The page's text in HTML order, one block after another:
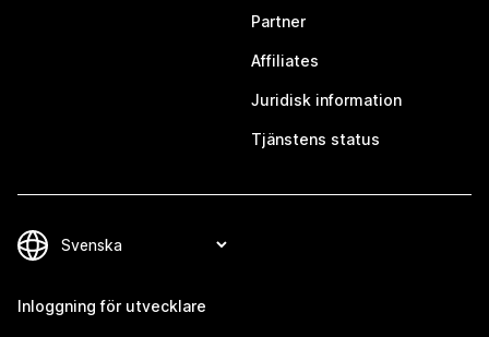
Partner
Affiliates
Juridisk information
Tjänstens status
Inloggning för utvecklare